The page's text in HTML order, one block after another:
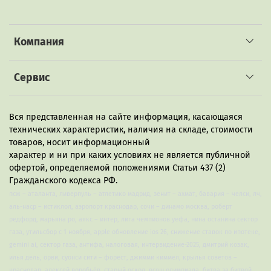
скандалы
Компания
Сервис
Вся представленная на сайте информация, касающаяся
технических характеристик, наличия на складе, стоимости
товаров, носит информационный
характер и ни при каких условиях не является публичной
офертой, определяемой положениями Статьи 437 (2)
Гражданского кодекса РФ.